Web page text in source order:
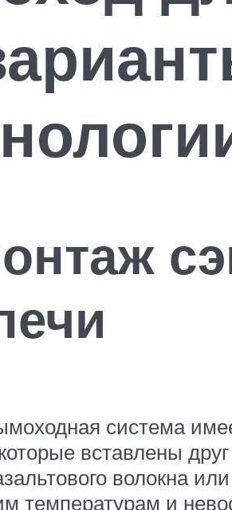
система
вставлены
волокна
температурам и